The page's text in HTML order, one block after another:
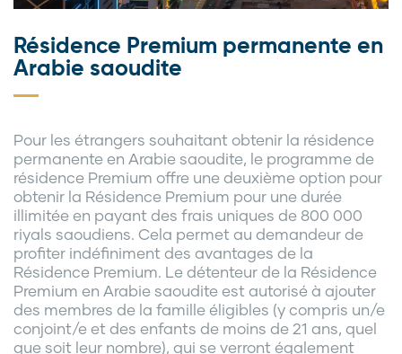
Résidence Premium permanente en
Arabie saoudite
Pour les étrangers souhaitant obtenir la résidence
permanente en Arabie saoudite, le programme de
résidence Premium offre une deuxième option pour
obtenir la Résidence Premium pour une durée
illimitée en payant des frais uniques de 800 000
riyals saoudiens. Cela permet au demandeur de
profiter indéfiniment des avantages de la
Résidence Premium. Le détenteur de la Résidence
Premium en Arabie saoudite est autorisé à ajouter
des membres de la famille éligibles (y compris un/e
conjoint/e et des enfants de moins de 21 ans, quel
que soit leur nombre), qui se verront également